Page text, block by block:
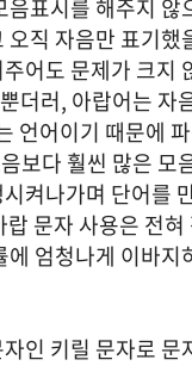
표시를 해주지 않
직 자음만 표기했
어도 문제가 크지
더러, 아랍어는 자
언어이기 때문에
보다 훨씬 많은 모
켜나가며 단어를
문자 사용은 전혀
엄청나게 이바지
인 키릴 문자로 문